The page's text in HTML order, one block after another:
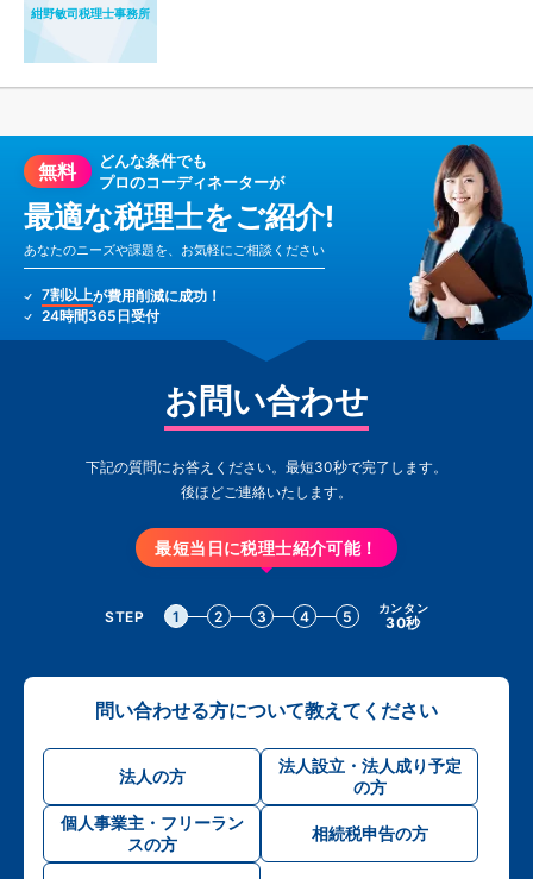
紺野敏司税理士事務所
無料
どんな条件でも
プロのコーディネーターが
最適な税理士をご紹介!
あなたのニーズや課題を、お気軽にご相談ください
7割以上が費用削減に成功！
24時間365日受付
お問い合わせ
下記の質問にお答えください。最短30秒で完了します。
後ほどご連絡いたします。
最短当日に税理士紹介可能！
STEP 1 2 3 4 5 カンタン
30秒
問い合わせる方について教えてください
法人の方
法人設立・法人成り予定
の方
個人事業主・フリーラン
スの方
相続税申告の方